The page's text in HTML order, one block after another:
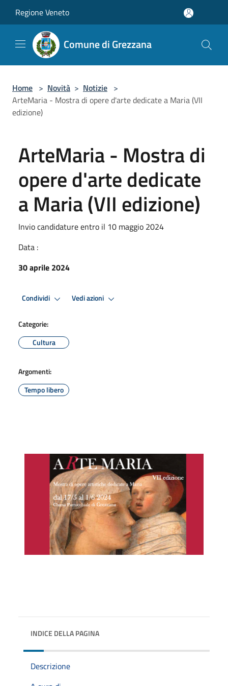
Regione Veneto
Comune di Grezzana
Home > Novità > Notizie >
ArteMaria - Mostra di opere d'arte dedicate a Maria (VII
edizione)
ArteMaria - Mostra di
opere d'arte dedicate
a Maria (VII edizione)
Invio candidature entro il 10 maggio 2024
Data :
30 aprile 2024
Condividi Vedi azioni
Categorie:
Cultura
Argomenti:
Tempo libero
INDICE DELLA PAGINA
Descrizione